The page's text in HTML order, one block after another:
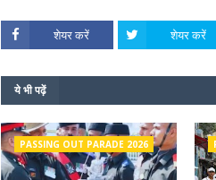
शेयर करें शेयर करें
ये भी पढ़ें
PASSING OUT PARADE 2026